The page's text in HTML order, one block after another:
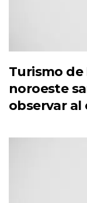
Turismo
noroeste
observar al